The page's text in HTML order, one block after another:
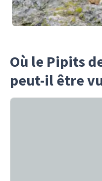
Où le Pipits
peut-il être